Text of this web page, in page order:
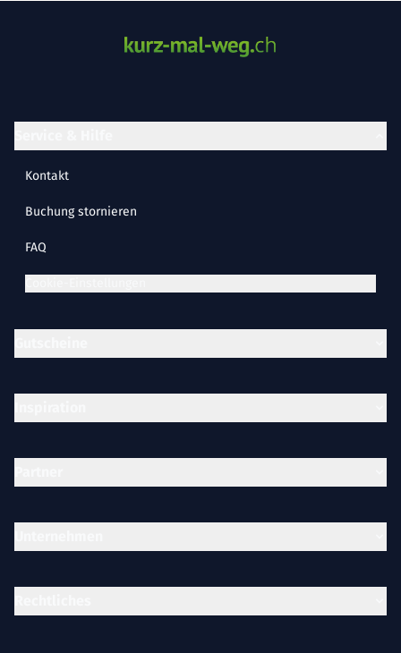
Kontakt
Buchung stornieren
FAQ